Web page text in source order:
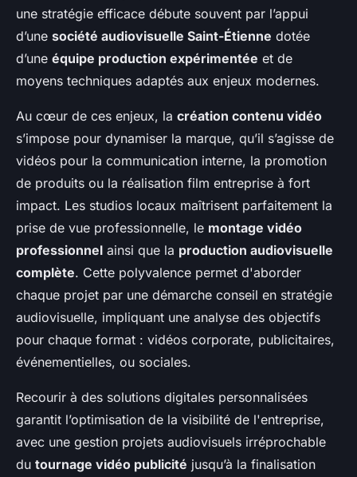
une stratégie efficace débute souvent par l’appui
d’une société audiovisuelle Saint-Étienne dotée
d’une équipe production expérimentée et de
moyens techniques adaptés aux enjeux modernes.
Au cœur de ces enjeux, la création contenu vidéo
s’impose pour dynamiser la marque, qu’il s’agisse de
vidéos pour la communication interne, la promotion
de produits ou la réalisation film entreprise à fort
impact. Les studios locaux maîtrisent parfaitement la
prise de vue professionnelle, le montage vidéo
professionnel ainsi que la production audiovisuelle
complète. Cette polyvalence permet d'aborder
chaque projet par une démarche conseil en stratégie
audiovisuelle, impliquant une analyse des objectifs
pour chaque format : vidéos corporate, publicitaires,
événementielles, ou sociales.
Recourir à des solutions digitales personnalisées
garantit l’optimisation de la visibilité de l'entreprise,
avec une gestion projets audiovisuels irréprochable
du tournage vidéo publicité jusqu’à la finalisation